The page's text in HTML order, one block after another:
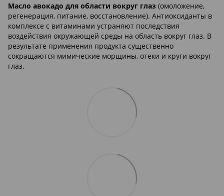
Масло авокадо для области вокруг глаз (омоложение,
регенерация, питание, восстановление). Антиоксиданты в
комплексе с витаминами устраняют последствия
воздействия окружающей среды на область вокруг глаз. В
результате применения продукта существенно
сокращаются мимические морщины, отеки и круги вокруг
глаз.